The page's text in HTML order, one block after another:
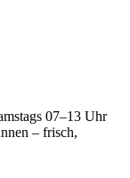
07–13 Uhr
– frisch,